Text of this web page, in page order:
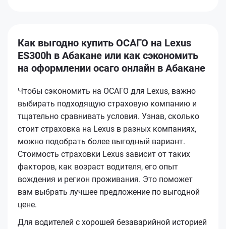
Как выгодно купить ОСАГО на Lexus
ES300h в Абакане или как сэкономить
на оформлении осаго онлайн в Абакане
Чтобы сэкономить на ОСАГО для Lexus, важно
выбирать подходящую страховую компанию и
тщательно сравнивать условия. Узнав, сколько
стоит страховка на Lexus в разных компаниях,
можно подобрать более выгодный вариант.
Стоимость страховки Lexus зависит от таких
факторов, как возраст водителя, его опыт
вождения и регион проживания. Это поможет
вам выбрать лучшее предложение по выгодной
цене.
Для водителей с хорошей безаварийной историей